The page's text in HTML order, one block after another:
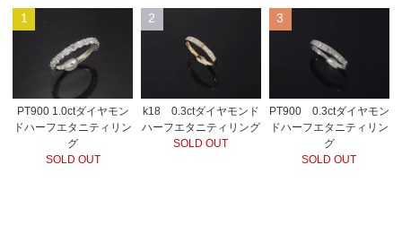
1
PT900 1.0ctダイヤモン
ドハーフエタニティリン
グ
SOLD OUT
2
k18 0.3ctダイヤモンド
ハーフエタニティリング
SOLD OUT
3
PT900 0.3ctダイヤモン
ドハーフエタニティリン
グ
SOLD OUT